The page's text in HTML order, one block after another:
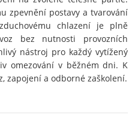
zpevnění postavy a tvarování
chlazení je plně
bez nutnosti provozních
nástroj pro každý vytížený
omezování v běžném dni. K
zapojení a odborné zaškolení.